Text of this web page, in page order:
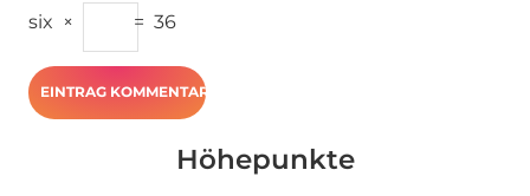
six × = 36
Höhepunkte